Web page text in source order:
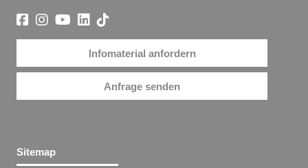
Infomaterial anfordern
Anfrage senden
Sitemap